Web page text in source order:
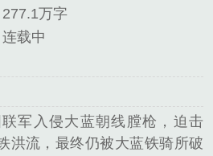
万字
载中
军入侵大蓝朝线膛枪，迫击
洪流，最终仍被大蓝铁骑所破